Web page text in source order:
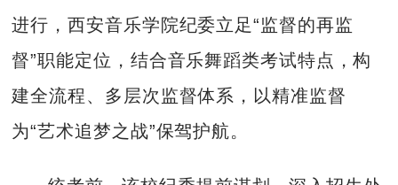
进行，西安音乐学院纪委立足“监督的再监
督”职能定位，结合音乐舞蹈类考试特点，构
建全流程、多层次监督体系，以精准监督
为“艺术追梦之战”保驾护航。